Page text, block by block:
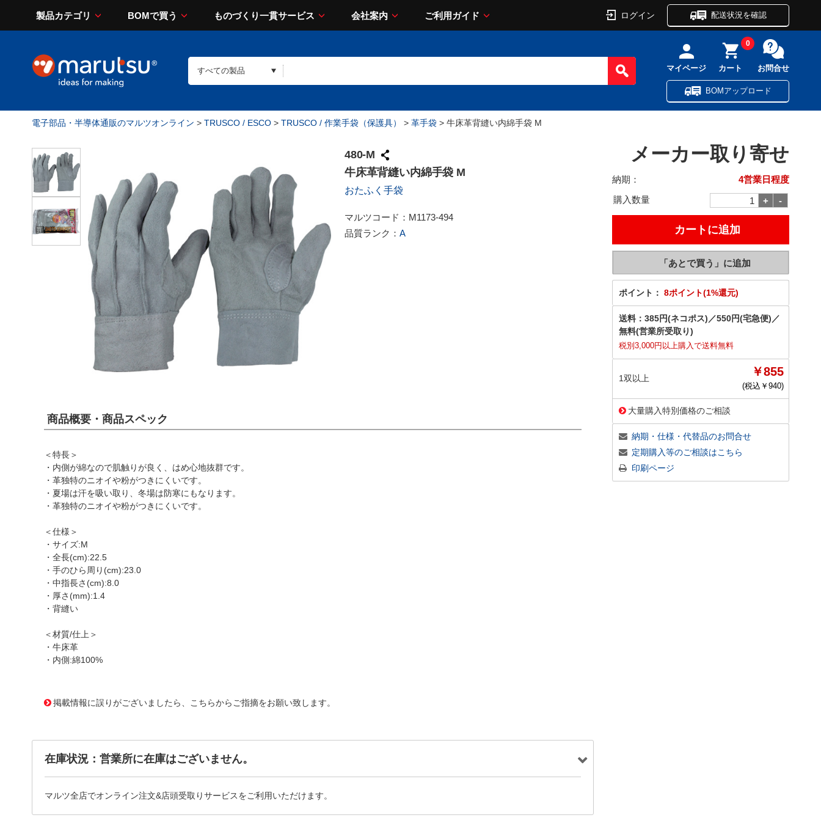
製品カテゴリ BOMで買う ものづくり一貫サービス 会社案内 ご利用ガイド ログイン 配送状況を確認
マイページ カート
0
お問合せ
BOMアップロード
電子部品・半導体通販のマルツオンライン > TRUSCO / ESCO > TRUSCO / 作業手袋（保護具） > 革手袋 > 牛床革背縫い内綿手袋 M
480-M
牛床革背縫い内綿手袋 M
おたふく手袋
マルツコード： M1173-494
品質ランク： A
メーカー取り寄せ
納期：
4営業日程度
購入数量
ポイント： 8ポイント(1%還元)
送料： 385円(ネコポス) ／550円(宅急便) ／
無料(営業所受取り)
税別3,000円以上購入で送料無料
1双以上 ￥855
(税込￥ 940)
大量購入特別価格のご相談
納期・仕様・代替品のお問合せ
定期購入等のご相談はこちら
印刷ページ
商品概要・商品スペック
＜特長＞
・内側が綿なので肌触りが良く、はめ心地抜群です。
・革独特のニオイや粉がつきにくいです。
・夏場は汗を吸い取り、冬場は防寒にもなります。
・革独特のニオイや粉がつきにくいです。
＜仕様＞
・サイズ:M
・全長(cm):22.5
・手のひら周り(cm):23.0
・中指長さ(cm):8.0
・厚さ(mm):1.4
・背縫い
＜材質/仕上＞
・牛床革
・内側:綿100%
掲載情報に誤りがございましたら、こちらからご指摘をお願い致します。
在庫状況：営業所に在庫はございません。
マルツ全店でオンライン注文&店頭受取りサービスをご利用いただけます。